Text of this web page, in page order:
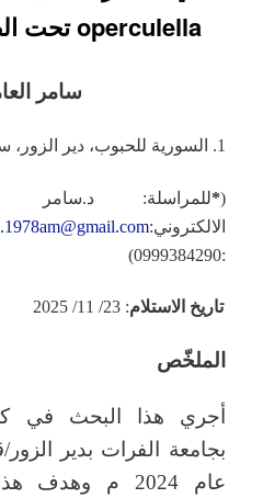
operculella تحت الظروف المختبرية
سامر
1. السورية للحبوب، دير الزور، سورية
(
*للمراسلة:
الالكتروني:
:0999384290)
تاريخ الاستلام: 23/ 11/ 2025
الملخّص
أجري هذا البحث في
بجامعة الفرات بدير
عام 2024 م